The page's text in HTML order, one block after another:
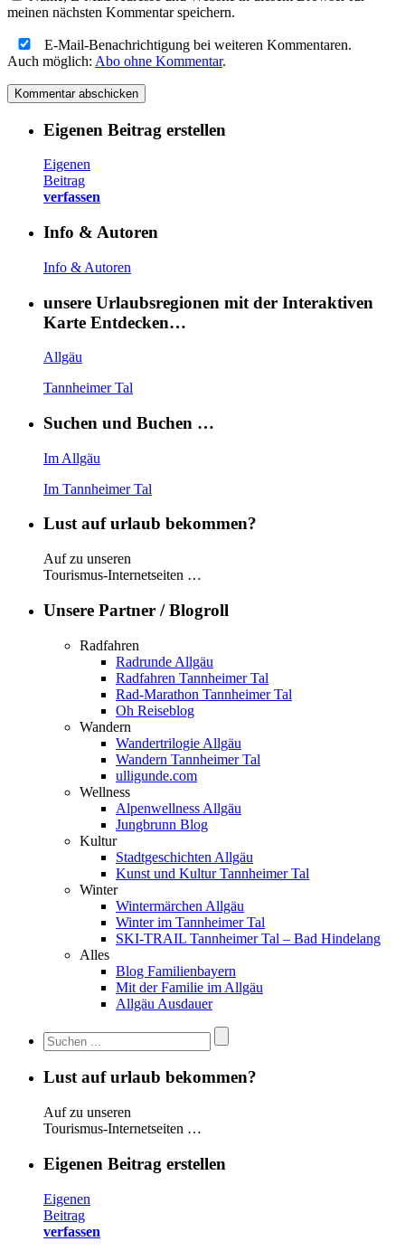
meinen nächsten Kommentar speichern.
E-Mail-Benachrichtigung bei weiteren Kommentaren.
Auch möglich: Abo ohne Kommentar.
Eigenen Beitrag erstellen
Eigenen
Beitrag
verfassen
Info & Autoren
Info & Autoren
unsere Urlaubsregionen mit der Interaktiven
Karte Entdecken…
Allgäu
Tannheimer Tal
Suchen und Buchen …
Im Allgäu
Im Tannheimer Tal
Lust auf urlaub bekommen?
Auf zu unseren
Tourismus-Internetseiten …
Unsere Partner / Blogroll
Radfahren
Radrunde Allgäu
Radfahren Tannheimer Tal
Rad-Marathon Tannheimer Tal
Oh Reiseblog
Wandern
Wandertrilogie Allgäu
Wandern Tannheimer Tal
ulligunde.com
Wellness
Alpenwellness Allgäu
Jungbrunn Blog
Kultur
Stadtgeschichten Allgäu
Kunst und Kultur Tannheimer Tal
Winter
Wintermärchen Allgäu
Winter im Tannheimer Tal
SKI-TRAIL Tannheimer Tal – Bad Hindelang
Alles
Blog Familienbayern
Mit der Familie im Allgäu
Allgäu Ausdauer
Lust auf urlaub bekommen?
Auf zu unseren
Tourismus-Internetseiten …
Eigenen Beitrag erstellen
Eigenen
Beitrag
verfassen